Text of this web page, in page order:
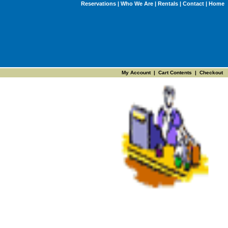
Reservations | Who We Are | Rentals | Contact | Home
My Account| Cart Contents | Checkout